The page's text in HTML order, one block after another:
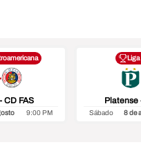
CD FAS
9:00 PM
Liga
Platense
Sábado 8 de